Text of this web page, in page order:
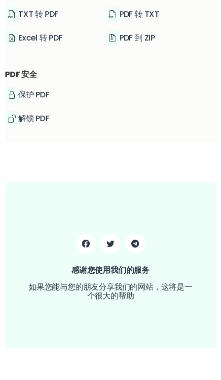
TXT 转 PDF
Excel 转 PDF
PDF 转 TXT
PDF 到 ZIP
PDF 安全
保护 PDF
解锁 PDF
感谢您使用我们的服务
如果您能与您的朋友分享我们的网站，这将是一
个很大的帮助